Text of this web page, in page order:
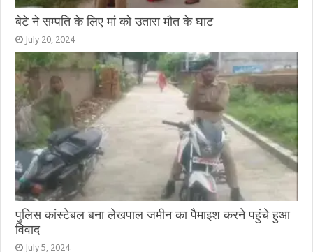
बेटे ने सम्पति के लिए मां को उतारा मौत के घाट
July 20, 2024
पुलिस कांस्टेबल बना लेखपाल जमीन का पैमाइश करने पहुंचे हुआ
विवाद
July 5, 2024